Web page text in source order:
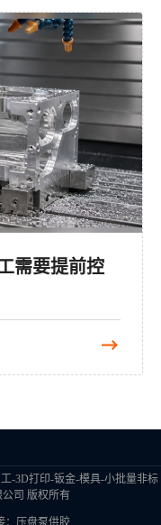
需要提前控
-3D打印-钣金-模具-小批量非标
司 版权所有
金属防锈剂